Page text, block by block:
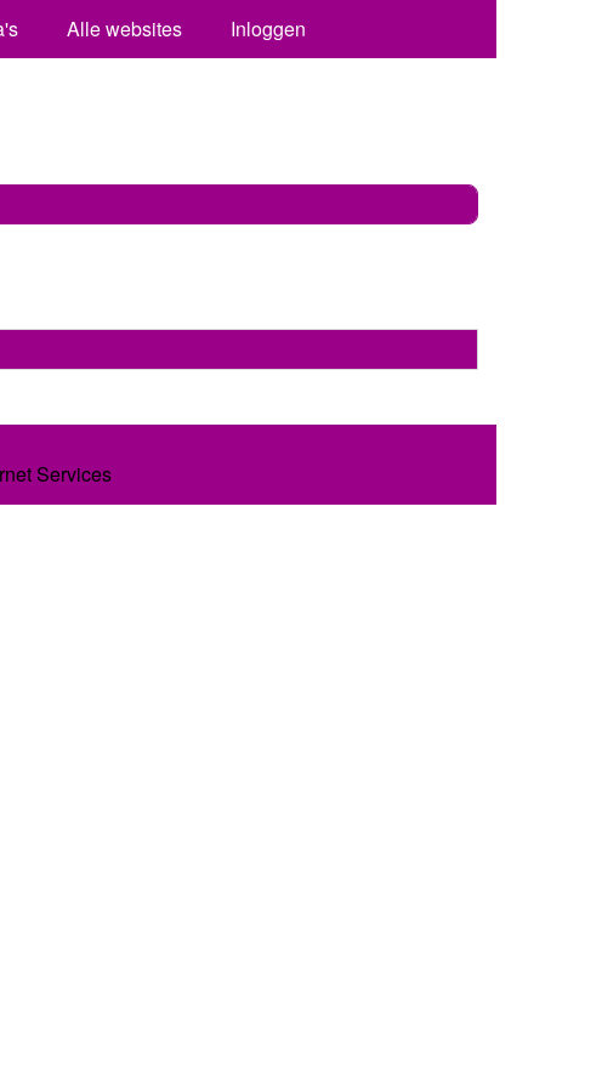
Alle websites Inloggen
Services